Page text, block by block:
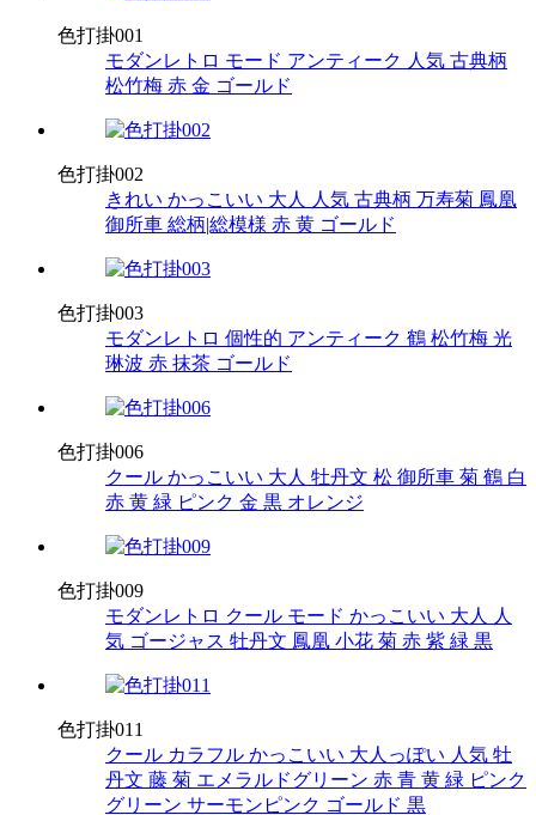
色打掛001
モダンレトロ モード アンティーク 人気 古典柄
松竹梅 赤 金 ゴールド
色打掛002
きれい かっこいい 大人 人気 古典柄 万寿菊 鳳凰
御所車 総柄|総模様 赤 黄 ゴールド
色打掛003
モダンレトロ 個性的 アンティーク 鶴 松竹梅 光
琳波 赤 抹茶 ゴールド
色打掛006
クール かっこいい 大人 牡丹文 松 御所車 菊 鶴 白
赤 黄 緑 ピンク 金 黒 オレンジ
色打掛009
モダンレトロ クール モード かっこいい 大人
人
気 ゴージャス 牡丹文 鳳凰 小花 菊 赤 紫 緑 黒
色打掛011
クール カラフル かっこいい 大人っぽい 人気 牡
丹文 藤 菊 エメラルドグリーン 赤 青 黄 緑 ピンク
グリーン サーモンピンク ゴールド 黒